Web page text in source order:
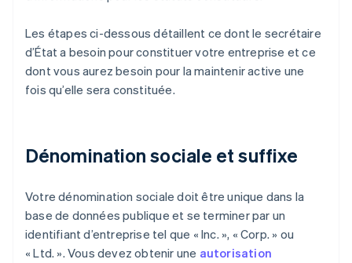
Les étapes ci-dessous détaillent ce dont le secrétaire
d’État a besoin pour constituer votre entreprise et ce
dont vous aurez besoin pour la maintenir active une
fois qu’elle sera constituée.
Dénomination sociale et suffixe
Votre dénomination sociale doit être unique dans la
base de données publique et se terminer par un
identifiant d’entreprise tel que « Inc. », « Corp. » ou
« Ltd. ». Vous devez obtenir une autorisation